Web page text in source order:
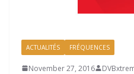
ACTUALITÉS FRÉQUENCES
November 27, 2016